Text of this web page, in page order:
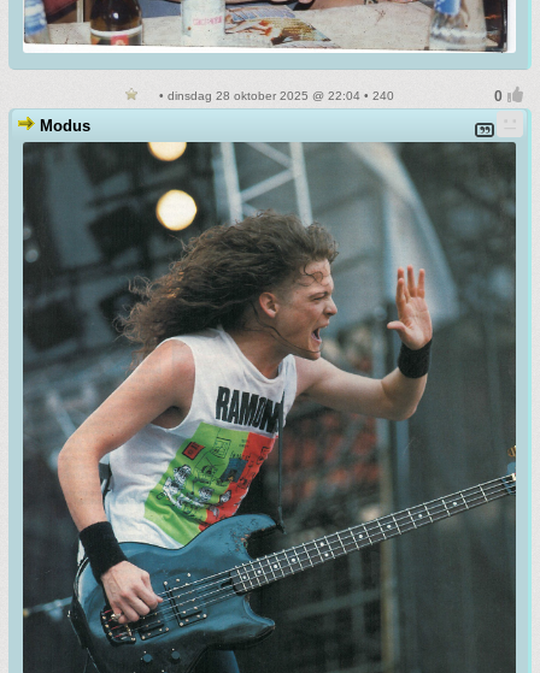
• dinsdag 28 oktober 2025 @ 22:04 • 240
Modus